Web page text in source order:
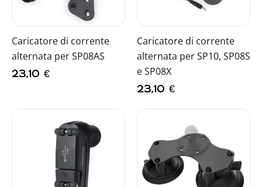
Caricatore di corrente
alternata per SP08AS
23,10 €
Caricatore di corrente
alternata per SP10, SP08S
e SP08X
23,10 €